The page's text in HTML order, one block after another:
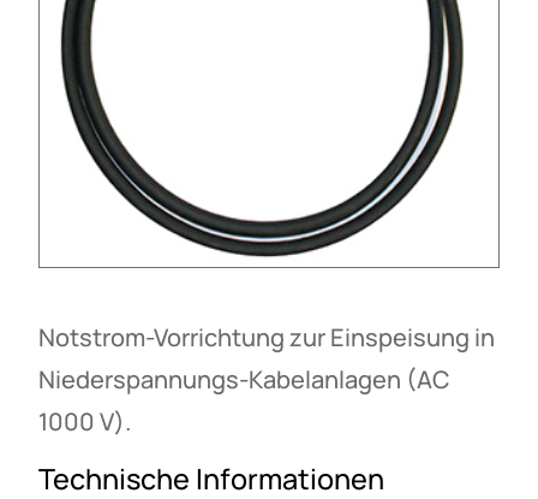
Notstrom-Vorrichtung zur Einspeisung in
Niederspannungs-Kabelanlagen (AC
1000 V).
Technische Informationen